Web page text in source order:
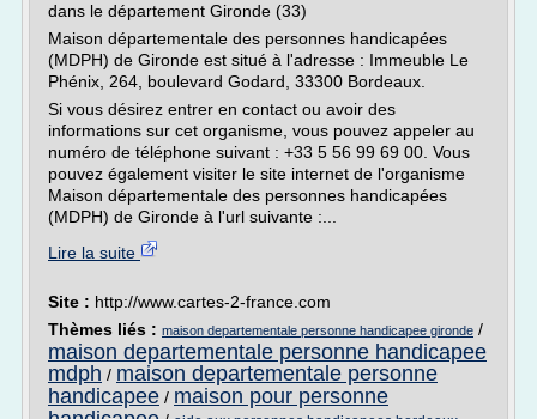
dans le département Gironde (33)
Maison départementale des personnes handicapées
(MDPH) de Gironde est situé à l'adresse : Immeuble Le
Phénix, 264, boulevard Godard, 33300 Bordeaux.
Si vous désirez entrer en contact ou avoir des
informations sur cet organisme, vous pouvez appeler au
numéro de téléphone suivant : +33 5 56 99 69 00. Vous
pouvez également visiter le site internet de l'organisme
Maison départementale des personnes handicapées
(MDPH) de Gironde à l'url suivante :...
Lire la suite
Site : http://www.cartes-2-france.com
Thèmes liés : maison departementale personne handicapee gironde /
maison departementale personne handicapee
mdph / maison departementale personne
handicapee / maison pour personne